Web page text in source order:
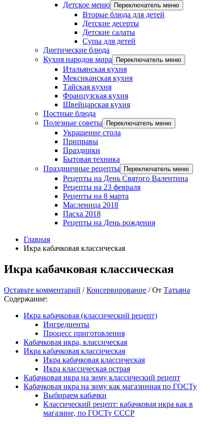
Детское меню
Переключатель меню
Вторые блюда для детей
Детские десерты
Детские салаты
Супы для детей
Диетические блюда
Кухня народов мира
Переключатель меню
Итальянская кухня
Мексиканская кухня
Тайская кухня
Французская кухня
Швейцарская кухня
Постные блюда
Полезные советы
Переключатель меню
Украшение стола
Приправы
Праздники
Бытовая техника
Праздничные рецепты
Переключатель меню
Рецепты на День Святого Валентина
Рецепты на 23 февраля
Рецепты на 8 марта
Масленица 2018
Пасха 2018
Рецепты на День рождения
Главная
Икра кабачковая классическая
Икра кабачковая классическая
Оставьте комментарий /Консервирование / От Татьяна
Содержание:
Икра кабачковая (классический рецепт)
Ингредиенты
Процесс приготовления
Кабачковая икра, классическая
Икра кабачковая классическая
Икра кабачковая классическая
Икра классическая острая
Кабачковая икра на зиму классический рецепт
Кабачковая икра на зиму как магазинная по ГОСТу
Выбираем кабачки
Классический рецепт: кабачковая икра как в
магазине, по ГОСТу СССР